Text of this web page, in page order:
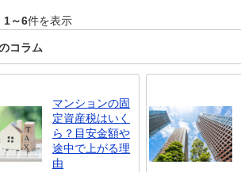
1～6件を表示
コラム
マンションの固
定資産税はいく
ら？目安金額や
途中で上がる理
由